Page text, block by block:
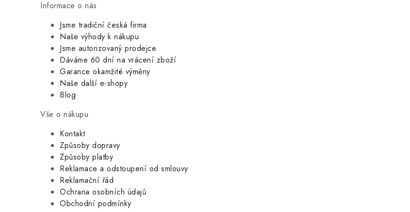
Informace o nás
Jsme tradiční česká firma
Naše výhody k nákupu
Jsme autorizovaný prodejce
Dáváme 60 dní na vrácení zboží
Garance okamžité výměny
Naše další e-shopy
Blog
Vše o nákupu
Kontakt
Způsoby dopravy
Způsoby platby
Reklamace a odstoupení od smlouvy
Reklamační řád
Ochrana osobních údajů
Obchodní podmínky